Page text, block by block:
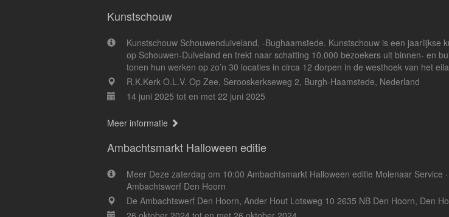
Kunstschouw
Kunstschouw Schouwenduiveland, -Bughaamstede. Kunstschouw is een jaarlijkse
op Schouwen-Duiveland en trekt naar schatting 10.000 bezoekers uit binnen- en
tonen hun werken op zo’n 30 locaties in circa 12 dorpen in de westhoek van het
R.K.Kerk O.L.V. Op Zee, Serooskerkseweg 2, Burgh-Haamstede, Nederland
14 juni 2025 tot en met 22 juni 2025
Meer informatie
Ambachtsmarkt Halloween editie
Meer Deze zaterdag om 10:00 Ambachtsmarkt Halloween editie Molenaar Service
Ambachtswerf Den Hoorn
De Ambachtswerf Den Hoorn, Ander Hout Lotsweg 10 2635 NB Den Hoorn, Den